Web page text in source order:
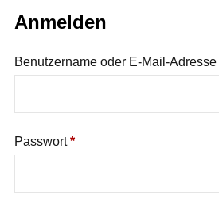
Anmelden
Benutzername oder E-Mail-Adresse
Passwort*